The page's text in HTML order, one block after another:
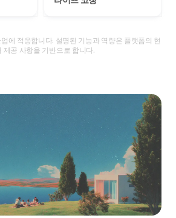
에 적응합니다. 설명된 기능과 역량은 플랫폼의 현
제공 사항을 기반으로 합니다.